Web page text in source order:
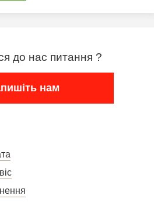
до нас питання ?
нам